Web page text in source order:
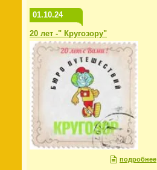
01.10.24
20 лет -" Кругозору"
подробнее